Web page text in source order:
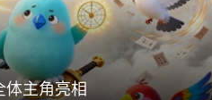
体主角亮相